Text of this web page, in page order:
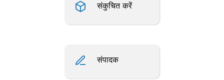
संकुचित करें
संपादक